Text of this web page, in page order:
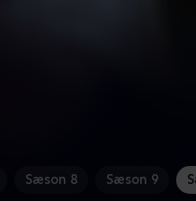
Sæson 8 Sæson 9